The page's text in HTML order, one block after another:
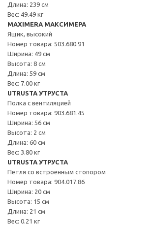
Длина: 239 см
Вес: 49.49 кг
MAXIMERA МАКСИМЕРА
Ящик, высокий
Номер товара: 503.680.91
Ширина: 49 см
Высота: 8 см
Длина: 59 см
Вес: 7.00 кг
UTRUSTA УТРУСТА
Полка с вентиляцией
Номер товара: 903.681.45
Ширина: 56 см
Высота: 2 см
Длина: 60 см
Вес: 3.80 кг
UTRUSTA УТРУСТА
Петля со встроенным стопором
Номер товара: 904.017.86
Ширина: 20 см
Высота: 15 см
Длина: 21 см
Вес: 0.21 кг